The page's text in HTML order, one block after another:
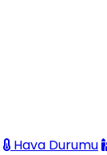
Hava Durumu